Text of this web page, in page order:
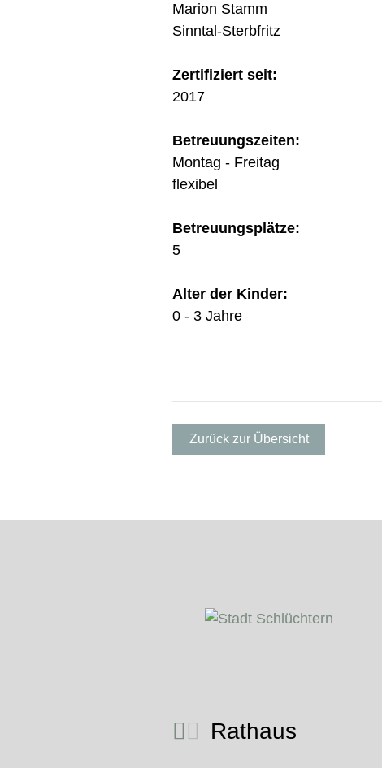
Marion Stamm
Sinntal-Sterbfritz
Zertifiziert seit:
2017
Betreuungszeiten:
Montag - Freitag
flexibel
Betreuungsplätze:
5
Alter der Kinder:
0 - 3 Jahre
Zurück zur Übersicht
Rathaus